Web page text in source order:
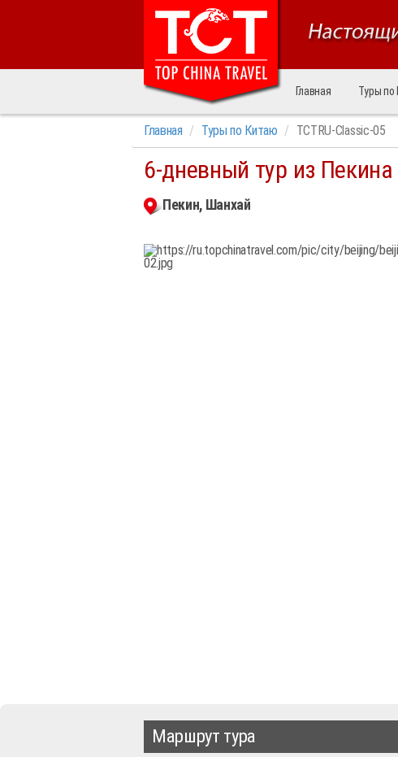
Главная Туры по
Главная Туры по Китаю TCTRU-Classic-05
6-дневный тур из
Пекин, Шанхай
Маршрут тура